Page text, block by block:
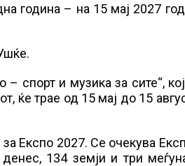
година – на 15 мај 2027
спорт и музика за сите“,
ќе трае од 15 мај до 15
Експо 2027. Се очекува
134 земји и три